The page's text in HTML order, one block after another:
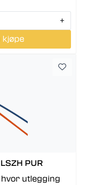
+
kjøpe
PUR
utlegging